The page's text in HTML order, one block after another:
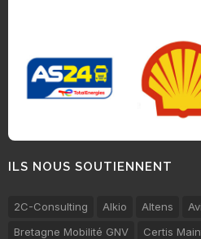
ILS NOUS SOUTIENNENT
2C-Consulting Alkio Altens
Bretagne Mobilité GNV
Certis